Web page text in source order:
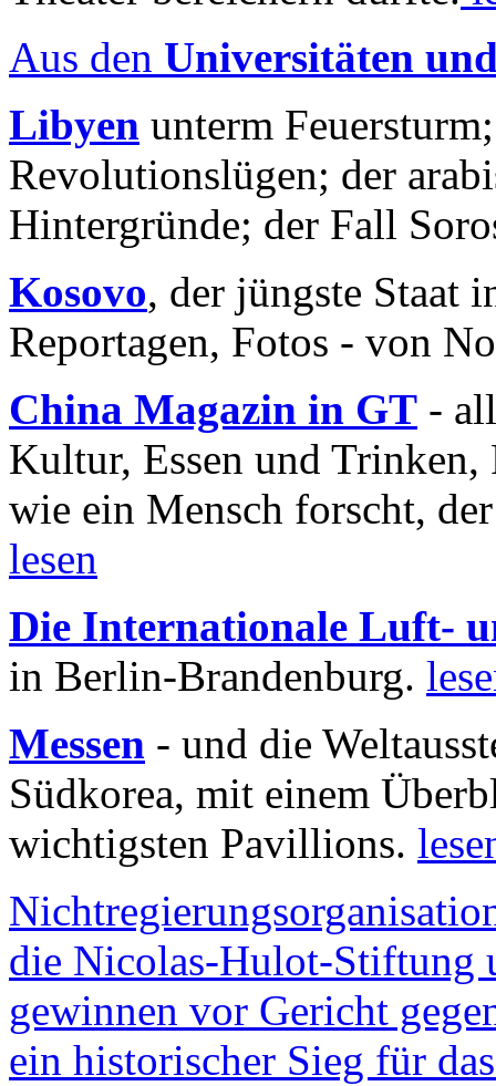
Aus den Universitäten
Libyen unterm
Revolutionslügen; der
Hintergründe; der Fall
Kosovo, der jüngste Staat
Reportagen, Fotos - von
China Magazin in GT -
Kultur, Essen und
wie ein Mensch forscht,
lesen
Die Internationale Luft-
in Berlin-Brandenburg.
Messen - und die
Südkorea, mit einem
wichtigsten Pavillions.
die Nicolas-Hulot-Stiftung
gewinnen vor Gericht
ein historischer Sieg für